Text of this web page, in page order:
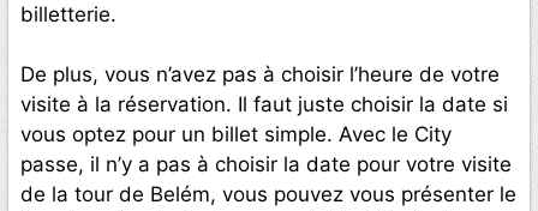
billetterie.
De plus, vous n’avez pas à choisir l’heure de votre
visite à la réservation. Il faut juste choisir la date si
vous optez pour un billet simple. Avec le City
passe, il n’y a pas à choisir la date pour votre visite
de la tour de Belém, vous pouvez vous présenter le